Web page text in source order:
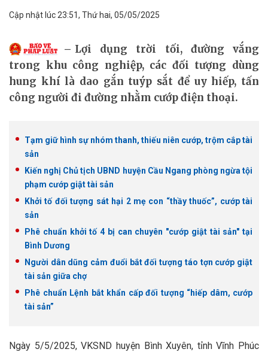
Cập nhật lúc 23:51, Thứ hai, 05/05/2025
Lợi dụng trời tối, đường vắng
trong khu công nghiệp, các đối tượng dùng
hung khí là dao gắn tuýp sắt để uy hiếp, tấn
công người đi đường nhằm cướp điện thoại.
Tạm giữ hình sự nhóm thanh, thiếu niên cướp, trộm cắp tài
sản
Kiến nghị Chủ tịch UBND huyện Cầu Ngang phòng ngừa tội
phạm cướp giật tài sản
Khởi tố đối tượng sát hại 2 mẹ con “thầy thuốc”, cướp tài
sản
Phê chuẩn khởi tố 4 bị can chuyên "cướp giật tài sản" tại
Bình Dương
Người dân dũng cảm đuổi bắt đối tượng táo tợn cướp giật
tài sản giữa chợ
Phê chuẩn Lệnh bắt khẩn cấp đối tượng “hiếp dâm, cướp
tài sản”
Ngày 5/5/2025, VKSND huyện Bình Xuyên, tỉnh Vĩnh Phúc